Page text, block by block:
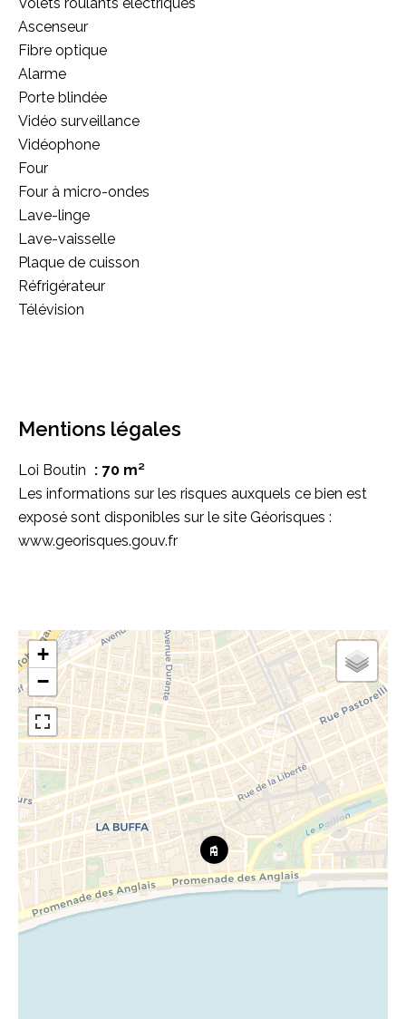
Ascenseur
Fibre optique
Alarme
Porte blindée
Vidéo surveillance
Vidéophone
Four
Four à micro-ondes
Lave-linge
Lave-vaisselle
Plaque de cuisson
Réfrigérateur
Télévision
Mentions légales
Loi Boutin
70 m²
Les informations sur les risques auxquels ce bien est
exposé sont disponibles sur le site Géorisques :
www.georisques.gouv.fr
+
−